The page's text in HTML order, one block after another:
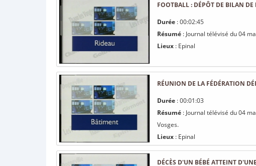
FOOTBALL : DÉPÔT DE BILAN
Durée : 00:02:45
Résumé : Journal télévisé du 04
Lieux : Epinal
RÉUNION DE LA FÉDÉRATION
Durée : 00:01:03
Résumé : Journal télévisé du 04
Vosges.
Lieux : Epinal
DÉCÈS D'UN BÉBÉ ATTEINT